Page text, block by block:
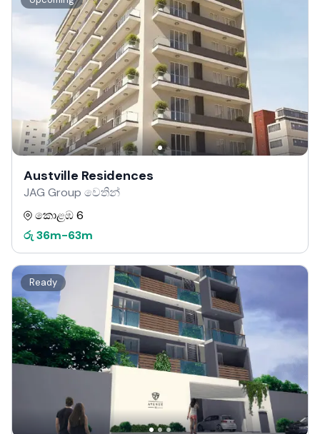
Austville Residences
JAG Group වෙතින්
කොළඹ 6
රු 36m-63m
Ready